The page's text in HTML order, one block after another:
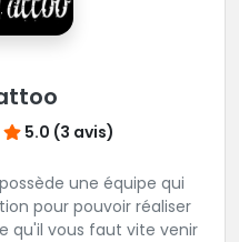
5.0 (3 avis)
une équipe qui
pour pouvoir réaliser
qu'il vous faut vite venir